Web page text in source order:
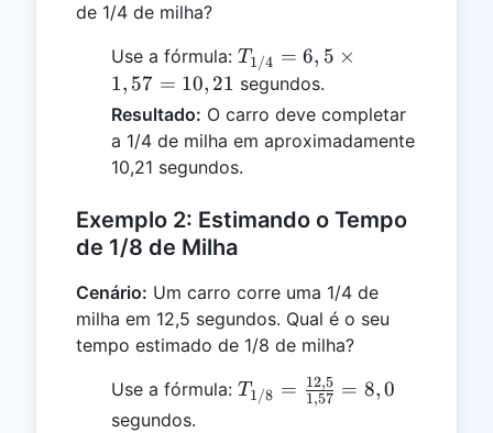
de 1/4 de milha?
Use a fórmula: T_{1/4}
= 6,5
\times
1,57 =
10,21
T1/4 = 6, 5 ×
1, 57 = 10, 21 segundos.
Resultado: O carro deve completar
a 1/4 de milha em aproximadamente
10,21 segundos.
Exemplo 2: Estimando o Tempo
de 1/8 de Milha
Cenário: Um carro corre uma 1/4 de
milha em 12,5 segundos. Qual é o seu
tempo estimado de 1/8 de milha?
Use a fórmula: T_{1/8} =
\frac{12,5}
T1/8 = 1,57
12,5 = 8,0
segundos.